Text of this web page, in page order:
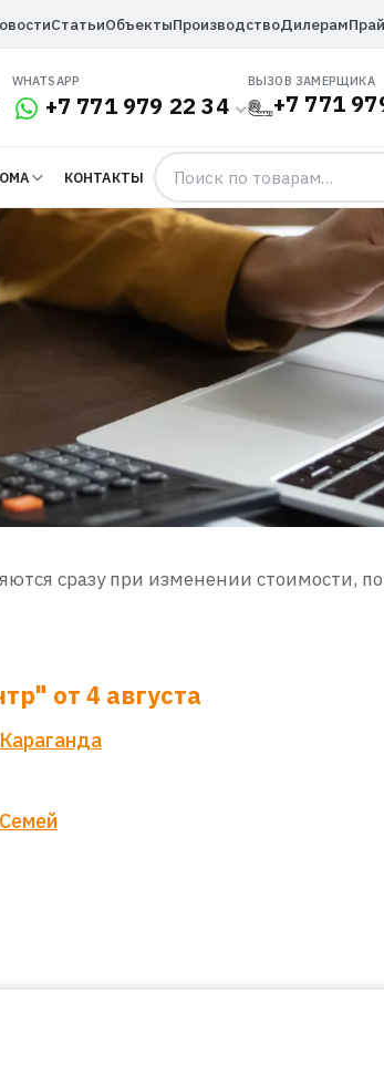
СтатьиОбъектыПроизводствоДилерам
WHATSAPP
+7 771 979 22 34
ВЫЗОВ ЗАМЕРЩИКА
+7 771
КОНТАКТЫ
сразу при изменении стоимости,
от 4 августа